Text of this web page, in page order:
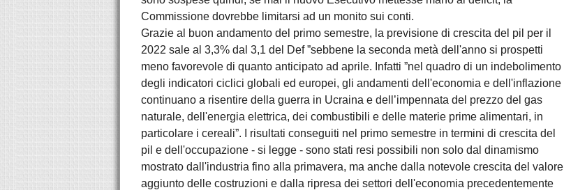
Commissione dovrebbe limitarsi ad un monito sui conti.
Grazie al buon andamento del primo semestre, la previsione di crescita del pil per il
2022 sale al 3,3% dal 3,1 del Def ”sebbene la seconda metà dell'anno si prospetti
meno favorevole di quanto anticipato ad aprile. Infatti ”nel quadro di un indebolimento
degli indicatori ciclici globali ed europei, gli andamenti dell'economia e dell'inflazione
continuano a risentire della guerra in Ucraina e dell’impennata del prezzo del gas
naturale, dell'energia elettrica, dei combustibili e delle materie prime alimentari, in
particolare i cereali”. I risultati conseguiti nel primo semestre in termini di crescita del
pil e dell'occupazione - si legge - sono stati resi possibili non solo dal dinamismo
mostrato dall'industria fino alla primavera, ma anche dalla notevole crescita del valore
aggiunto delle costruzioni e dalla ripresa dei settori dell'economia precedentemente